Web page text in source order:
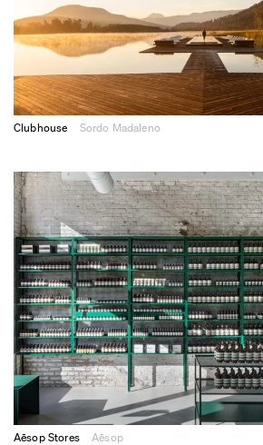
Clubhouse Sordo Madaleno
Aēsop Stores Aēsop